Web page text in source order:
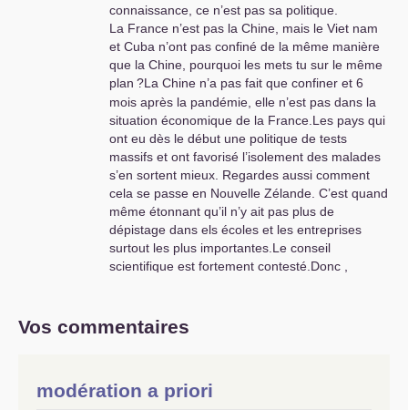
connaissance, ce n’est pas sa politique.
La France n’est pas la Chine, mais le Viet nam
et Cuba n’ont pas confiné de la même manière
que la Chine, pourquoi les mets tu sur le même
plan ?La Chine n’a pas fait que confiner et 6
mois après la pandémie, elle n’est pas dans la
situation économique de la France.Les pays qui
ont eu dès le début une politique de tests
massifs et ont favorisé l’isolement des malades
s’en sortent mieux. Regardes aussi comment
cela se passe en Nouvelle Zélande. C’est quand
même étonnant qu’il n’y ait pas plus de
dépistage dans els écoles et les entreprises
surtout les plus importantes.Le conseil
scientifique est fortement contesté.Donc ,
une sortie de la crise sanitaire. Je te renvoie
Mais pour l’instant, le gouvernement cède sur
Vos commentaires
modération a priori